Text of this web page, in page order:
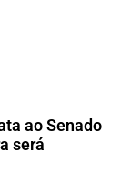
ao Senado
será